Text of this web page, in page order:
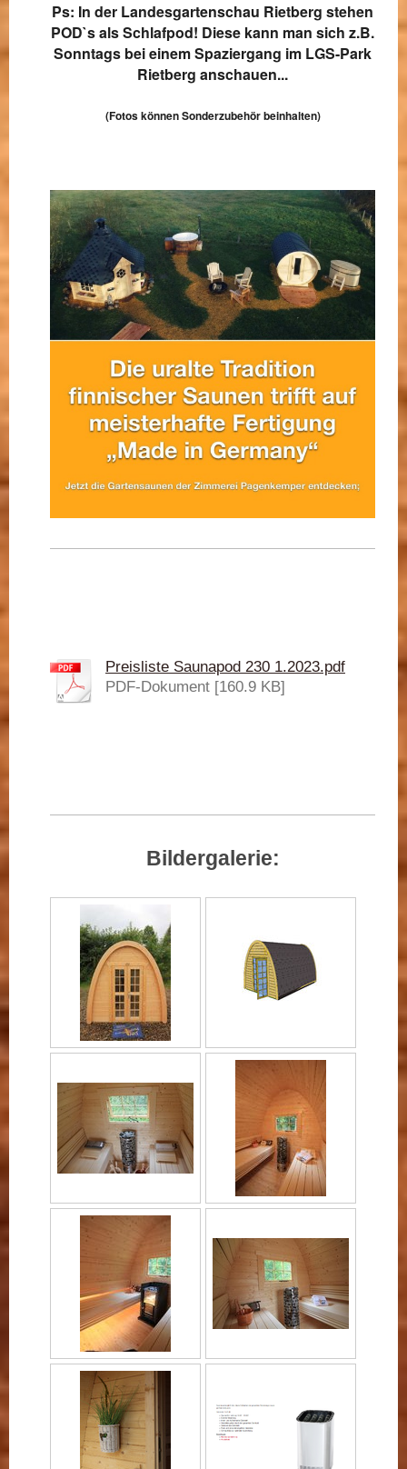
Ps: In der Landesgartenschau Rietberg stehen
POD`s als Schlafpod! Diese kann man sich z.B.
Sonntags bei einem Spaziergang im LGS-Park
Rietberg anschauen...
(Fotos können Sonderzubehör beinhalten)
Preisliste Saunapod 230 1.2023.pdf
PDF-Dokument [160.9 KB]
Bildergalerie: